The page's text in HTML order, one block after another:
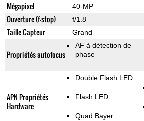
Mégapixel 40-MP
Ouverture (f-stop) f/1.8
Taille Capteur Grand
Propriétés autofocus
AF à détection de
phase
APN Propriétés
Hardware
Double Flash LED
Flash LED
Quad Bayer